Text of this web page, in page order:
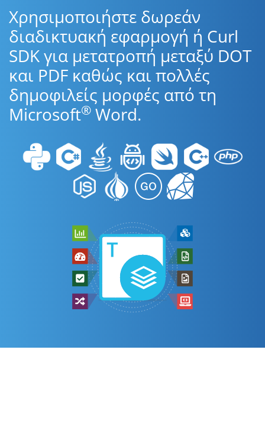
Χρησιμοποιήστε δωρεάν
διαδικτυακή εφαρμογή ή Curl
SDK για μετατροπή μεταξύ DOT
και PDF καθώς και πολλές
δημοφιλείς μορφές από τη
Microsoft® Word.